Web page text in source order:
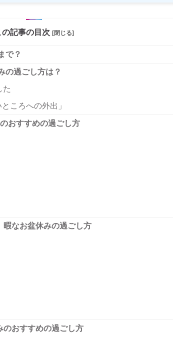
の記事の目次 [閉じる]
で？
の過ごし方は？
た
ころへの外出」
おすすめの過ごし方
暇なお盆休みの過ごし方
のおすすめの過ごし方